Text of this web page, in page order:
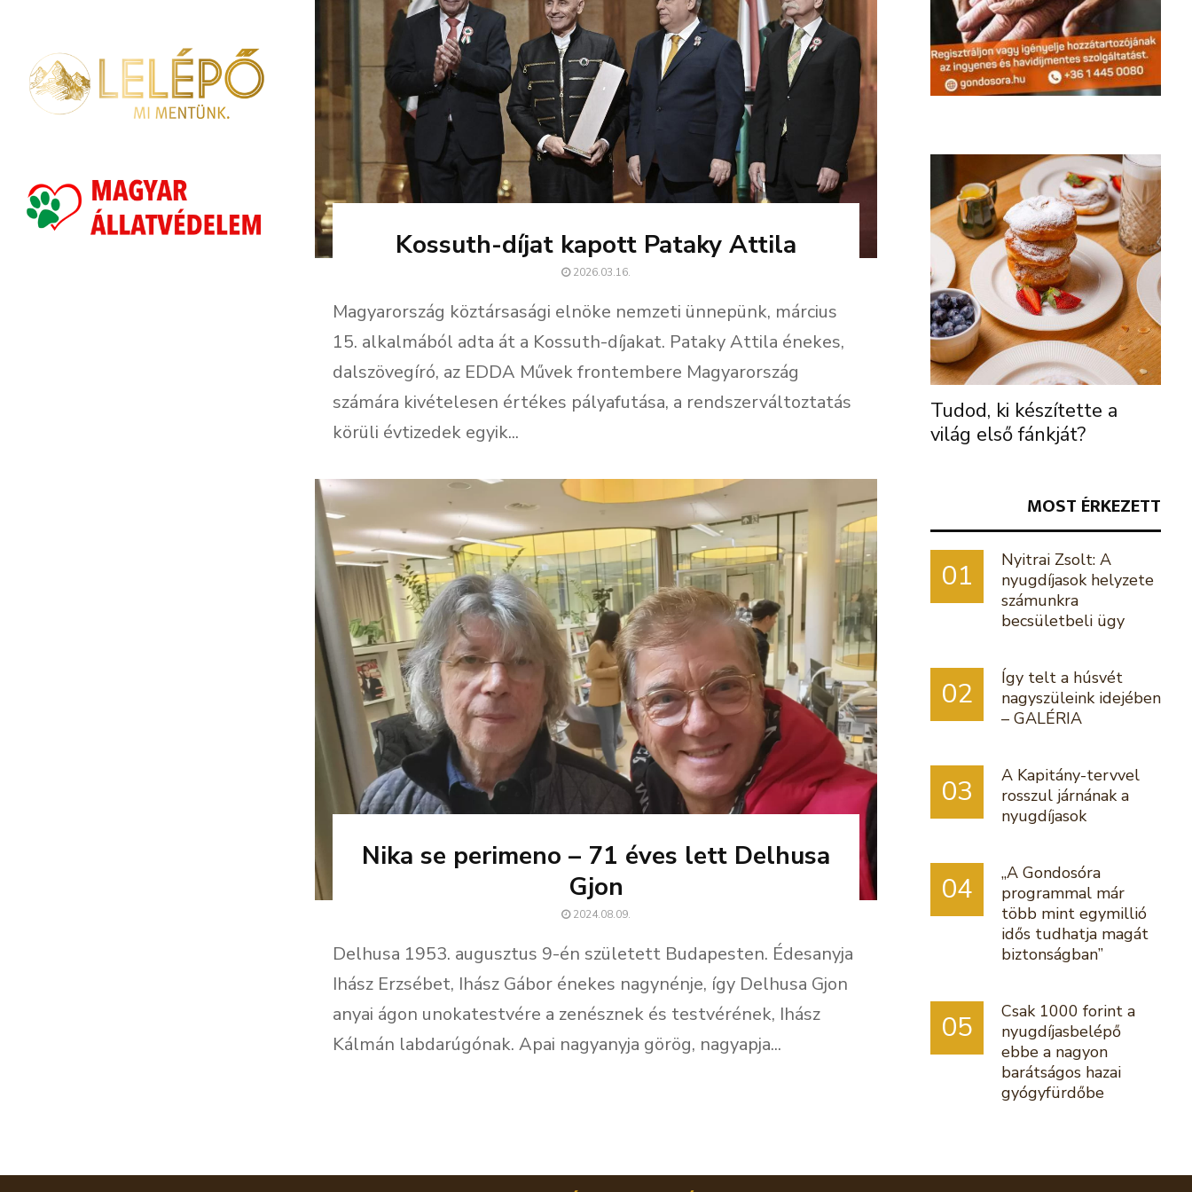
Kossuth-díjat kapott Pataky Attila
2026.03.16.
Magyarország köztársasági elnöke nemzeti ünnepünk, március
15. alkalmából adta át a Kossuth-díjakat. Pataky Attila énekes,
dalszövegíró, az EDDA Művek frontembere Magyarország
számára kivételesen értékes pályafutása, a rendszerváltoztatás
körüli évtizedek egyik...
Nika se perimeno – 71 éves lett Delhusa
Gjon
2024.08.09.
Delhusa 1953. augusztus 9-én született Budapesten. Édesanyja
Ihász Erzsébet, Ihász Gábor énekes nagynénje, így Delhusa Gjon
anyai ágon unokatestvére a zenésznek és testvérének, Ihász
Kálmán labdarúgónak. Apai nagyanyja görög, nagyapja...
Tudod, ki készítette a
világ első fánkját?
MOST ÉRKEZETT
01
Nyitrai Zsolt: A
nyugdíjasok helyzete
számunkra
becsületbeli ügy
02
Így telt a húsvét
nagyszüleink idejében
– GALÉRIA
03
A Kapitány-tervvel
rosszul járnának a
nyugdíjasok
04
„A Gondosóra
programmal már
több mint egymillió
idős tudhatja magát
biztonságban”
05
Csak 1000 forint a
nyugdíjasbelépő
ebbe a nagyon
barátságos hazai
gyógyfürdőbe